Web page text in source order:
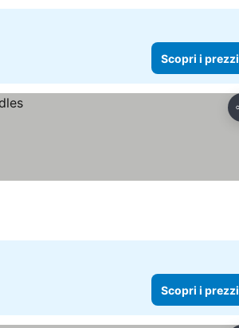
Scopri i prezzi
Scopri i prezzi